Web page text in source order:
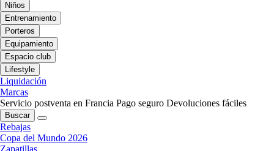
Niños
Entrenamiento
Porteros
Equipamiento
Espacio club
Lifestyle
Liquidación
Marcas
Servicio postventa en Francia Pago seguro Devoluciones fáciles
Buscar
Rebajas
Copa del Mundo 2026